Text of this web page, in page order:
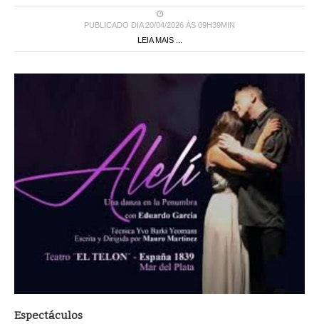
PUBLICADO DIA 20/04/2026 ÀS 09H39MIN
LEIA MAIS ...
Espectáculos